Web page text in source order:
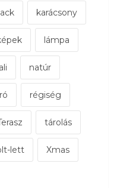
karácsony
lámpa
natúr
régiség
tárolás
lett Xmas